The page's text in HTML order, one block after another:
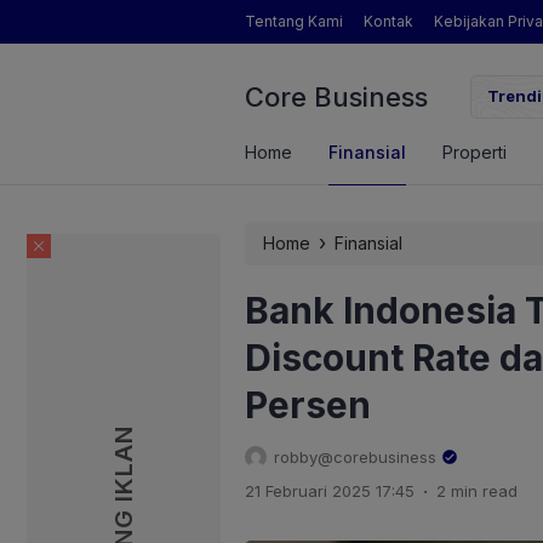
Tentang Kami Kontak Kebijakan
Core Business
PT Pelindo, Hambra Samal: Orang Pelindo adalah Pemikir
Home Finansial Properti
Home › Finansial
Bank Indonesia
Discount Rate
Persen
robby@corebusiness
21 Februari 2025 17:45 . 2 min read